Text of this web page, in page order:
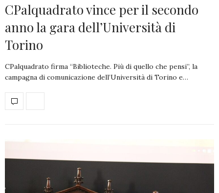
CPalquadrato vince per il secondo
anno la gara dell’Università di
Torino
CPalquadrato firma “Biblioteche. Più di quello che pensi”, la
campagna di comunicazione dell’Università di Torino e…